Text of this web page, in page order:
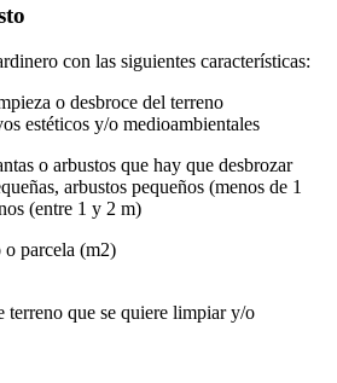
con las siguientes características:
o desbroce del terreno
estéticos y/o medioambientales
o arbustos que hay que desbrozar
arbustos pequeños (menos de 1
(entre 1 y 2 m)
o parcela (m2)
terreno que se quiere limpiar y/o